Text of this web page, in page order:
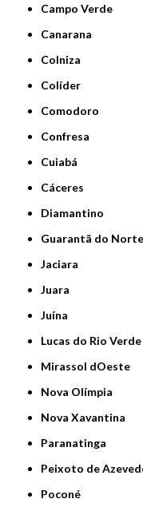
Campo Verde
Canarana
Colniza
Colíder
Comodoro
Confresa
Cuiabá
Cáceres
Diamantino
Guarantã do Norte
Jaciara
Juara
Juína
Lucas do Rio Verde
Mirassol dOeste
Nova Olímpia
Nova Xavantina
Paranatinga
Peixoto de
Poconé